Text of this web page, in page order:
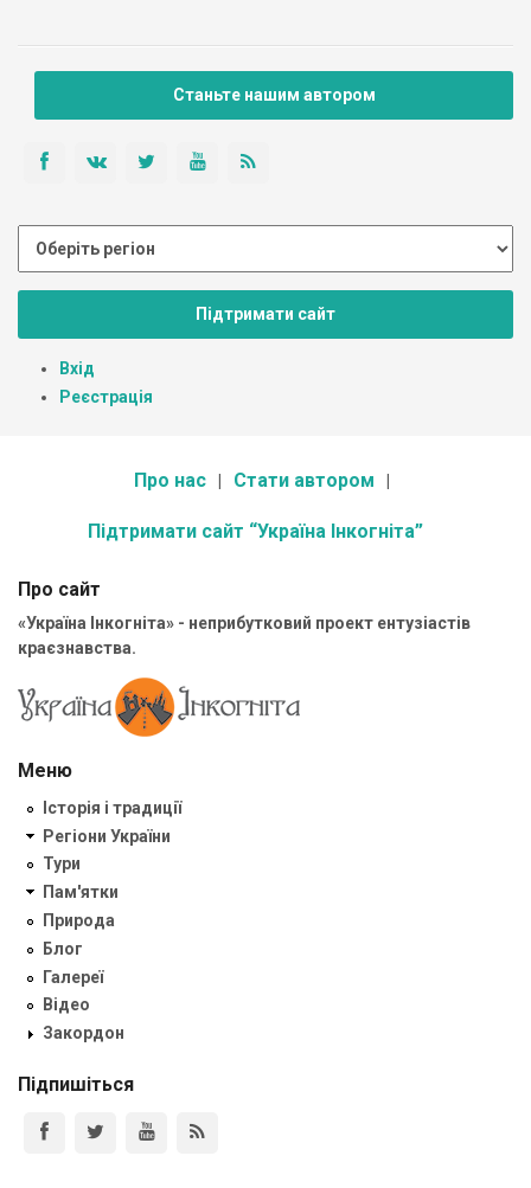
Станьте нашим автором
Підтримати сайт
Вхід
Реєстрація
Про нас Стати автором
Підтримати сайт “Україна Інкогніта”
Про сайт
«Україна Інкогніта» - неприбутковий проект ентузіастів
краєзнавства.
Меню
Історія і традиції
Регіони України
Тури
Пам'ятки
Природа
Блог
Галереї
Відео
Закордон
Підпишіться